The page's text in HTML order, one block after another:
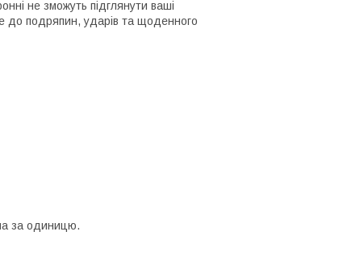
не зможуть підглянути ваші
до подряпин, ударів та щоденного
за одиницю.